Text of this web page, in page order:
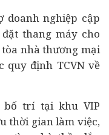
doanh nghiệp cập
thang máy cho
nhà thương mại
quy định TCVN về
bố trí tại khu VIP
thời gian làm việc,